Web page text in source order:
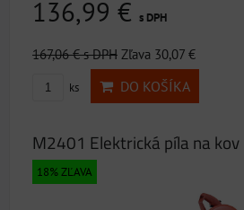
136,99 € s DPH
167,06 €s DPH Zľava 30,07 €
ks DO KOŠÍKA
M2401 Elektrická píla na kov
18% ZĽAVA